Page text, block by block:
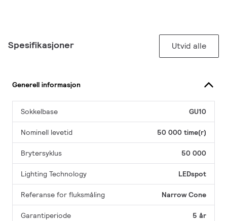
Spesifikasjoner Utvid alle
Generell informasjon
Sokkelbase GU10
Nominell levetid 50 000 time(r)
Brytersyklus 50 000
Lighting Technology LEDspot
Referanse for fluksmåling Narrow Cone
Garantiperiode 5 år